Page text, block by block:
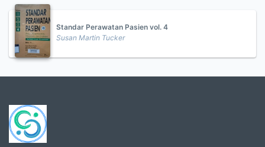
Standar Perawatan Pasien vol. 4
Susan Martin Tucker